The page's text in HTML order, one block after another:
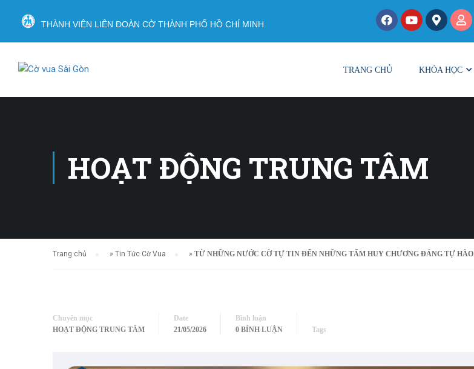
THÀNH VIÊN LIÊN ĐOÀN CỜ THÀNH PHỐ HỒ CHÍ MINH
TRANG CHỦ KHÓA HỌC
HOẠT ĐỘNG TRUNG TÂM
Trang chủ » Tin Tức Cờ Vua » TỪ NHỮNG NƯỚC CỜ TỰ TIN ĐẾN NHỮNG TẤM HUY CHƯƠNG ĐÁNG TỰ HÀO
Chuyên mục
HOẠT ĐỘNG TRUNG TÂM
Date
21/05/2026
Bình luận
0 BÌNH LUẬN
Tags